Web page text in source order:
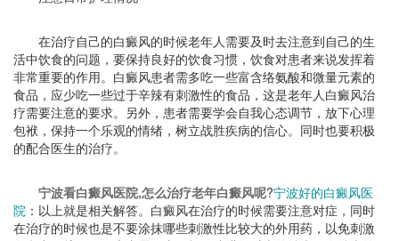
在治疗自己的白癜风的时候老年人需要及时去注意到自己的生
活中饮食的问题，要保持良好的饮食习惯，饮食对患者来说发挥着
非常重要的作用。白癜风患者需多吃一些富含络氨酸和微量元素的
食品，应少吃一些过于辛辣有刺激性的食品，这是老年人白癜风治
疗需要注意的要求。另外，患者需要学会自我心态调节，放下心理
包袱，保持一个乐观的情绪，树立战胜疾病的信心。同时也要积极
的配合医生的治疗。
宁波看白癜风医院,怎么治疗老年白癜风呢?宁波好的白癜风医
院 ：以上就是相关解答。白癜风在治疗的时候需要注意对症，同时
在治疗的时候也是不要涂抹哪些刺激性比较大的外用药，以免刺激